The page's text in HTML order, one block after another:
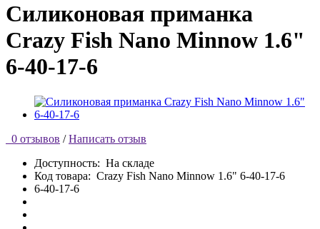
Силиконовая приманка
Crazy Fish Nano Minnow 1.6"
6-40-17-6
0 отзывов / Написать отзыв
Доступность: На складе
Код товара: Crazy Fish Nano Minnow 1.6" 6-40-17-6
6-40-17-6